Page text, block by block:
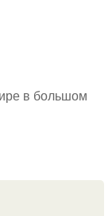
в большом